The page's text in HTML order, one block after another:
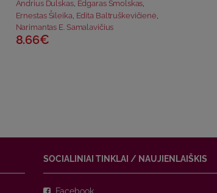
Andrius Dulskas, Edgaras Smolskas,
Ernestas Šileika Edita Baltruškevičienė
Narimantas E. Samalavičius
8.66€
SOCIALINIAI TINKLAI / NAUJIENLAIŠKIS